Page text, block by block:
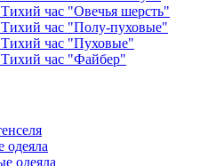
час "Овечья шерсть"
час "Полу-пуховые"
час "Пуховые"
час "Файбер"
одеяла
одеяла